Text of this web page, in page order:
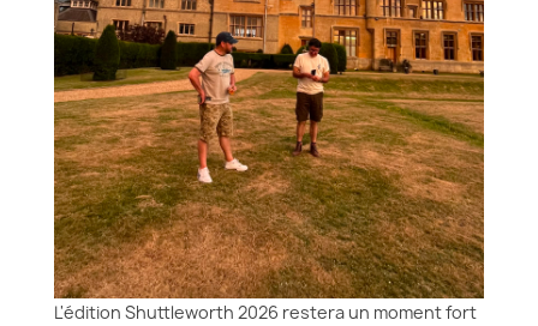
L'édition Shuttleworth 2026 restera un moment fort